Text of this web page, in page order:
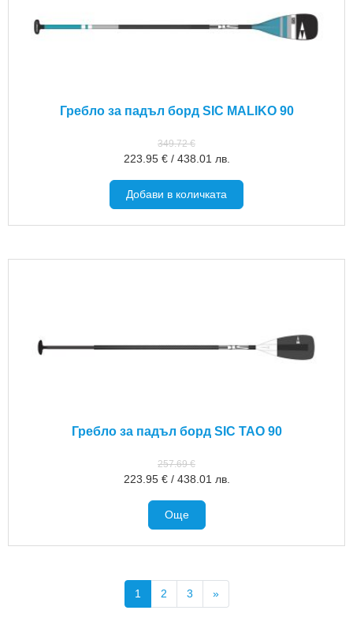
Гребло за падъл борд SIC MALIKO 90
349.72€
223.95 €/ 438.01 лв.
Добави в количката
Гребло за падъл борд SIC TAO 90
257.69€
223.95 €/ 438.01 лв.
Още
1 2 3 »